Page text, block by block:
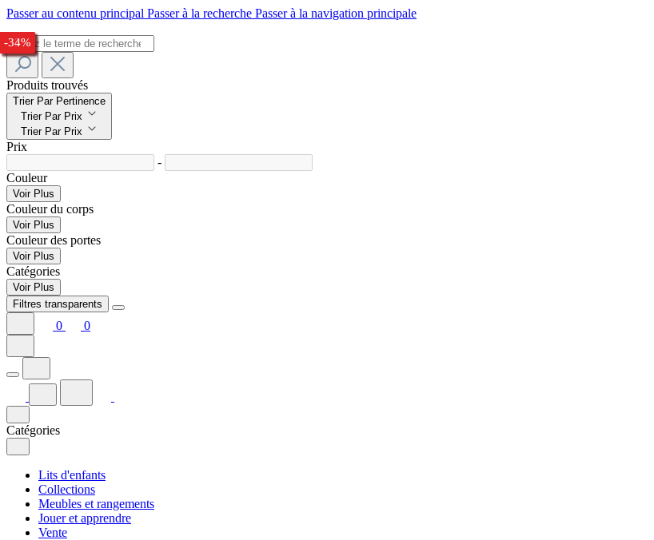
Passer au contenu principal Passer à la recherche Passer à la navigation principale
Produits trouvés
Trier Par Pertinence
Trier Par Prix
Trier Par Prix
Prix
-
Couleur
Voir Plus
Couleur du corps
Voir Plus
Couleur des portes
Voir Plus
Catégories
Voir Plus
Filtres transparents
0 0
Catégories
Lits d'enfants
Collections
Meubles et rangements
Jouer et apprendre
Vente
-24%
-28%
-29%
-25%
-24%
-32%
-29%
-29%
-57%
-33%
-34%